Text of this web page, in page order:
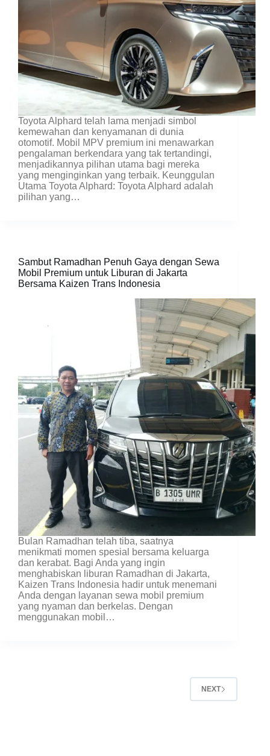
Toyota Alphard telah lama menjadi simbol
kemewahan dan kenyamanan di dunia
otomotif. Mobil MPV premium ini menawarkan
pengalaman berkendara yang tak tertandingi,
menjadikannya pilihan utama bagi mereka
yang menginginkan yang terbaik. Keunggulan
Utama Toyota Alphard: Toyota Alphard adalah
pilihan yang…
Sambut Ramadhan Penuh Gaya dengan Sewa
Mobil Premium untuk Liburan di Jakarta
Bersama Kaizen Trans Indonesia
Bulan Ramadhan telah tiba, saatnya
menikmati momen spesial bersama keluarga
dan kerabat. Bagi Anda yang ingin
menghabiskan liburan Ramadhan di Jakarta,
Kaizen Trans Indonesia hadir untuk menemani
Anda dengan layanan sewa mobil premium
yang nyaman dan berkelas. Dengan
menggunakan mobil…
NEXT